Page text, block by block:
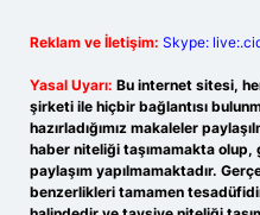
Reklam ve İletişim: Skype:
Yasal Uyarı: Bu internet sitesi,
şirketi ile hiçbir bağlantısı
hazırladığımız makaleler
haber niteliği taşımamakta olup,
paylaşım yapılmamaktadır.
benzerlikleri tamamen